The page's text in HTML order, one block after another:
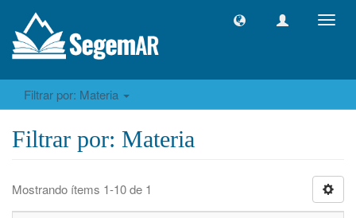
Filtrar por: Materia
Filtrar por: Materia
Mostrando ítems 1-10 de 1